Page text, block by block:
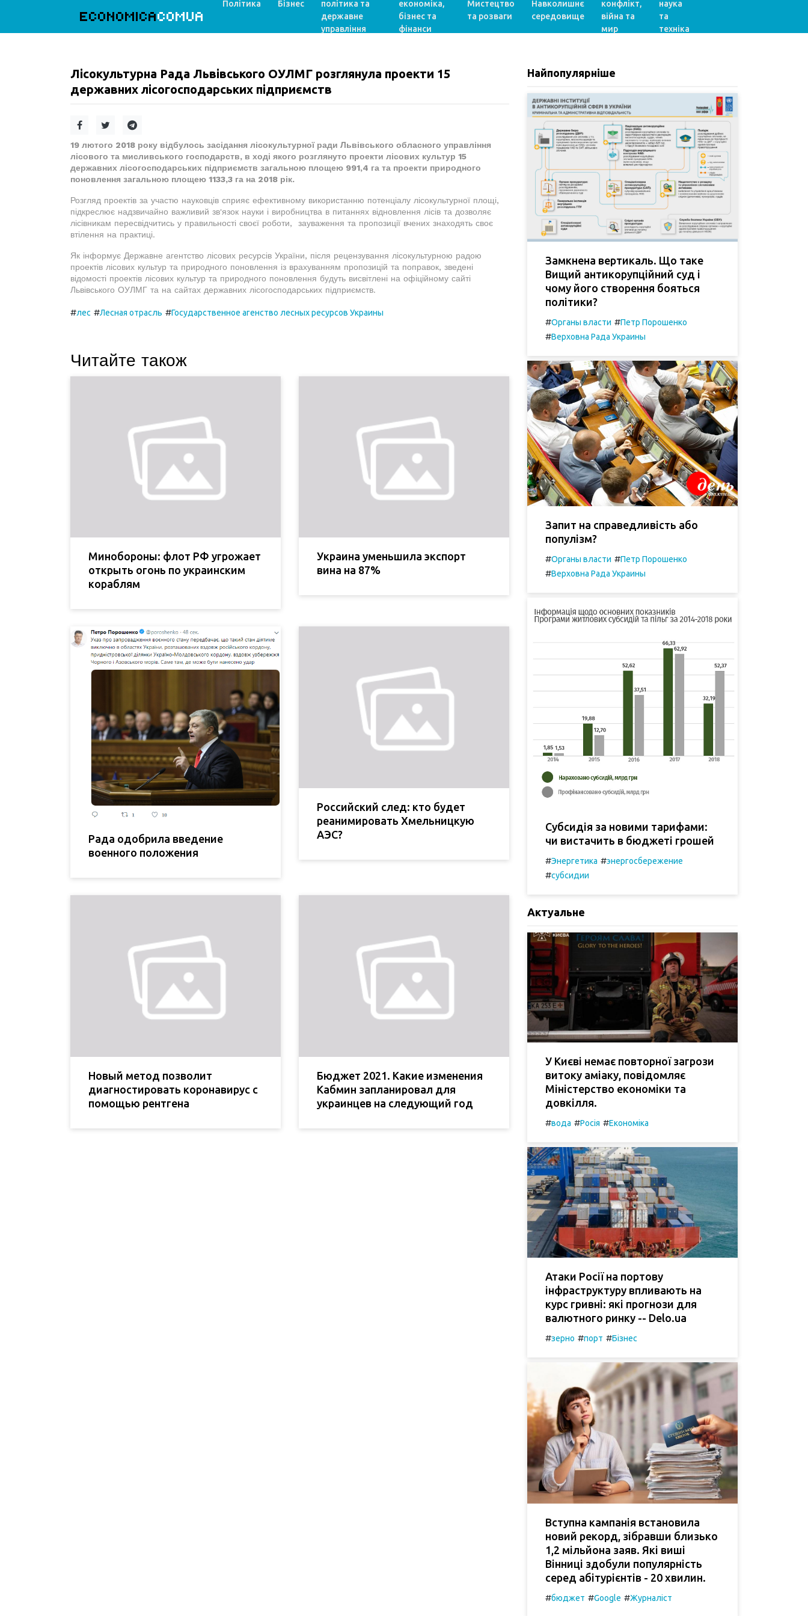
ECONOMICACOMUA
Політика Бізнес
політика та
державне
управління
економіка,
бізнес та
фінанси
Мистецтво
та розваги
Навколишнє
середовище
конфлікт,
війна та
мир
наука
та
техніка
Лісокультурна Рада Львівського ОУЛМГ розглянула проекти 15
державних лісогосподарських підприємств
19 лютого 2018 року відбулось засідання лісокультурної ради Львівського обласного управління
лісового та мисливського господарств, в ході якого розглянуто проекти лісових культур 15
державних лісогосподарських підприємств загальною площею 991,4 га та проекти природного
поновлення загальною площею 1133,3 га на 2018 рік.
Розгляд проектів за участю науковців сприяє ефективному використанню потенціалу лісокультурної площі,
підкреслює надзвичайно важливий зв'язок науки і виробництва в питаннях відновлення лісів та дозволяє
лісівникам пересвідчитись у правильності своєї роботи, зауваження та пропозиції вчених знаходять своє
втілення на практиці.
Як інформує Державне агентство лісових ресурсів України, після рецензування лісокультурною радою
проектів лісових культур та природного поновлення із врахуванням пропозицій та поправок, зведені
відомості проектів лісових культур та природного поновлення будуть висвітлені на офіційному сайті
Львівського ОУЛМГ та на сайтах державних лісогосподарських підприємств.
#лес #Лесная отрасль #Государственное агенство лесных ресурсов Украины
Читайте також
Минобороны: флот РФ угрожает
открыть огонь по украинским
кораблям
Украина уменьшила экспорт
вина на 87%
Рада одобрила введение
военного положения
Российский след: кто будет
реанимировать Хмельницкую
АЭС?
Новый метод позволит
диагностировать коронавирус с
помощью рентгена
Бюджет 2021. Какие изменения
Кабмин запланировал для
украинцев на следующий год
Найпопулярніше
Замкнена вертикаль. Що таке
Вищий антикорупційний суд і
чому його створення бояться
політики?
#Органы власти #Петр Порошенко
#Верховна Рада Украины
Запит на справедливість або
популізм?
#Органы власти #Петр Порошенко
#Верховна Рада Украины
Субсидія за новими тарифами:
чи вистачить в бюджеті грошей
#Энергетика #энергосбережение
#субсидии
Актуальне
У Києві немає повторної загрози
витоку аміаку, повідомляє
Міністерство економіки та
довкілля.
#вода #Росія #Економіка
Атаки Росії на портову
інфраструктуру впливають на
курс гривні: які прогнози для
валютного ринку -- Delo.ua
#зерно #порт #Бізнес
Вступна кампанія встановила
новий рекорд, зібравши близько
1,2 мільйона заяв. Які виші
Вінниці здобули популярність
серед абітурієнтів - 20 хвилин.
#бюджет #Google #Журналіст